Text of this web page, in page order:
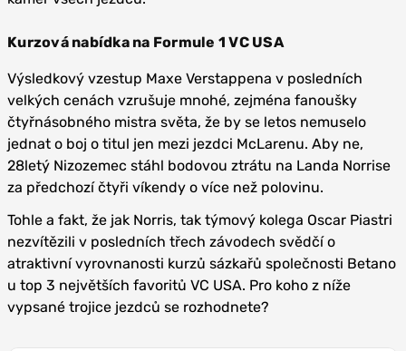
Kurzová nabídka na Formule 1 VC USA
Výsledkový vzestup Maxe Verstappena v posledních
velkých cenách vzrušuje mnohé, zejména fanoušky
čtyřnásobného mistra světa, že by se letos nemuselo
jednat o boj o titul jen mezi jezdci McLarenu. Aby ne,
28letý Nizozemec stáhl bodovou ztrátu na Landa Norrise
za předchozí čtyři víkendy o více než polovinu.
Tohle a fakt, že jak Norris, tak týmový kolega Oscar Piastri
nezvítězili v posledních třech závodech svědčí o
atraktivní vyrovnanosti kurzů sázkařů společnosti Betano
u top 3 největších favoritů VC USA. Pro koho z níže
vypsané trojice jezdců se rozhodnete?